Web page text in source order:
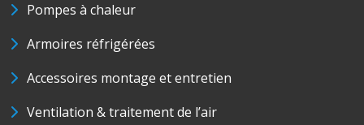
Pompes à chaleur
Armoires réfrigérées
Accessoires montage et entretien
Ventilation & traitement de l’air